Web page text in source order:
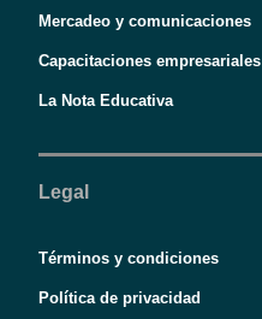
Mercadeo y comunicaciones
Capacitaciones empresariales
La Nota Educativa
Legal
Términos y condiciones
Política de privacidad